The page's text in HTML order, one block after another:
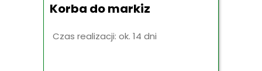
Korba do markiz
Czas realizacji: ok. 14 dni